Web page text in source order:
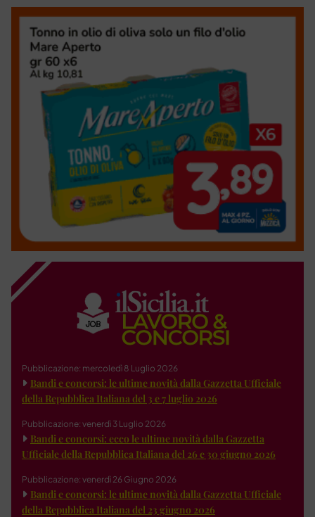
Pubblicazione: mercoledì 8 Luglio 2026
Bandi e concorsi: le ultime novità dalla Gazzetta Ufficiale
della Repubblica Italiana del 3 e 7 luglio 2026
Pubblicazione: venerdì 3 Luglio 2026
Bandi e concorsi: ecco le ultime novità dalla Gazzetta
Ufficiale della Repubblica Italiana del 26 e 30 giugno 2026
Pubblicazione: venerdì 26 Giugno 2026
Bandi e concorsi: le ultime novità dalla Gazzetta Ufficiale
della Repubblica Italiana del 23 giugno 2026